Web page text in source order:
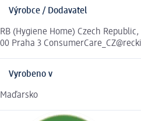
Výrobce / Dodavatel
RB (Hygiene Home) Czech
00 Praha 3
Vyrobeno v
Maďarsko